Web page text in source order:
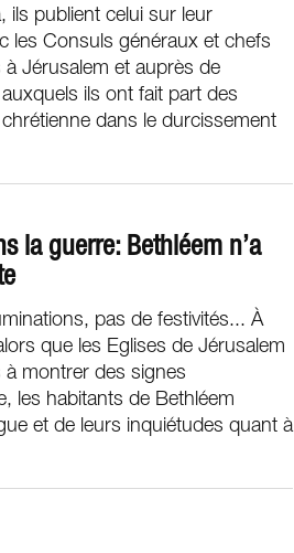
ils publient celui sur leur
les Consuls généraux et chefs
Jérusalem et auprès de
auxquels ils ont fait part des
dans le durcissement
la guerre: Bethléem n’a
pas de festivités... À
que les Eglises de Jérusalem
à montrer des signes
les habitants de Bethléem
et de leurs inquiétudes quant à